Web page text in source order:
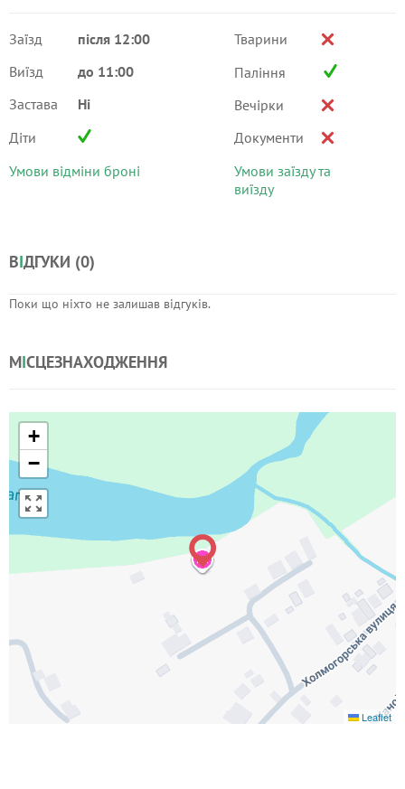
Заїзд
після 12:00
Виїзд
до 11:00
Застава
Ні
Діти
Умови відміни броні
Тварини
Паління
Вечірки
Документи
Умови заїзду та
виїзду
ВІДГУКИ (0)
Поки що ніхто не залишав відгуків.
МІСЦЕЗНАХОДЖЕННЯ
+
−
Leaflet